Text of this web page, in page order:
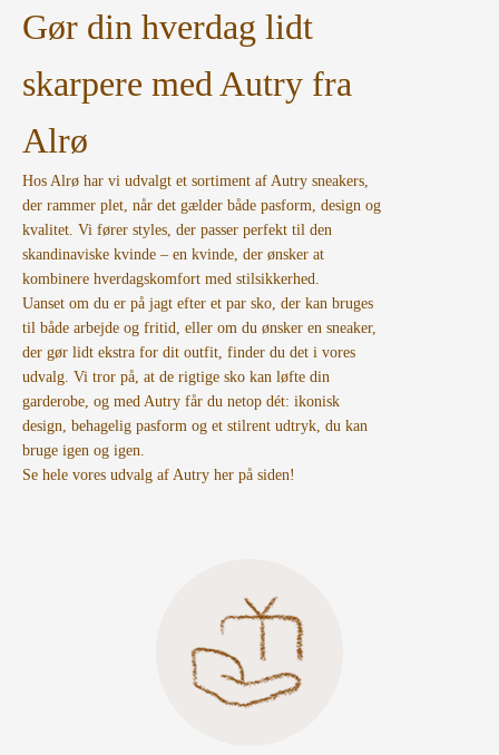
Gør din hverdag lidt
skarpere med Autry fra
Alrø
Hos Alrø har vi udvalgt et sortiment af Autry sneakers,
der rammer plet, når det gælder både pasform, design og
kvalitet. Vi fører styles, der passer perfekt til den
skandinaviske kvinde – en kvinde, der ønsker at
kombinere hverdagskomfort med stilsikkerhed.
Uanset om du er på jagt efter et par sko, der kan bruges
til både arbejde og fritid, eller om du ønsker en sneaker,
der gør lidt ekstra for dit outfit, finder du det i vores
udvalg. Vi tror på, at de rigtige sko kan løfte din
garderobe, og med Autry får du netop dét: ikonisk
design, behagelig pasform og et stilrent udtryk, du kan
bruge igen og igen.
Se hele vores udvalg af Autry her på siden!